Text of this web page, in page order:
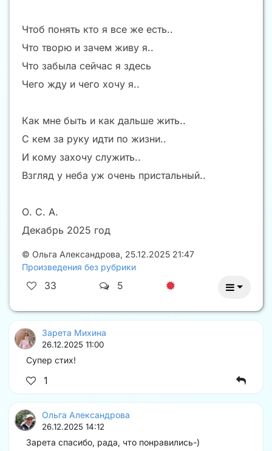
Чтоб понять кто я все же есть..
Что творю и зачем живу я..
Что забыла сейчас я здесь
Чего жду и чего хочу я..
Как мне быть и как дальше жить..
С кем за руку идти по жизни..
И кому захочу служить..
Взгляд у неба уж очень пристальный..
О. С. А.
Декабрь 2025 год
© Ольга Александрова, 25.12.2025 21:47
Произведения без рубрики
33 5
Зарета Михина
26.12.2025 11:00
Супер стих!
1
Ольга Александрова
26.12.2025 14:12
Зарета спасибо, рада, что понравились-)